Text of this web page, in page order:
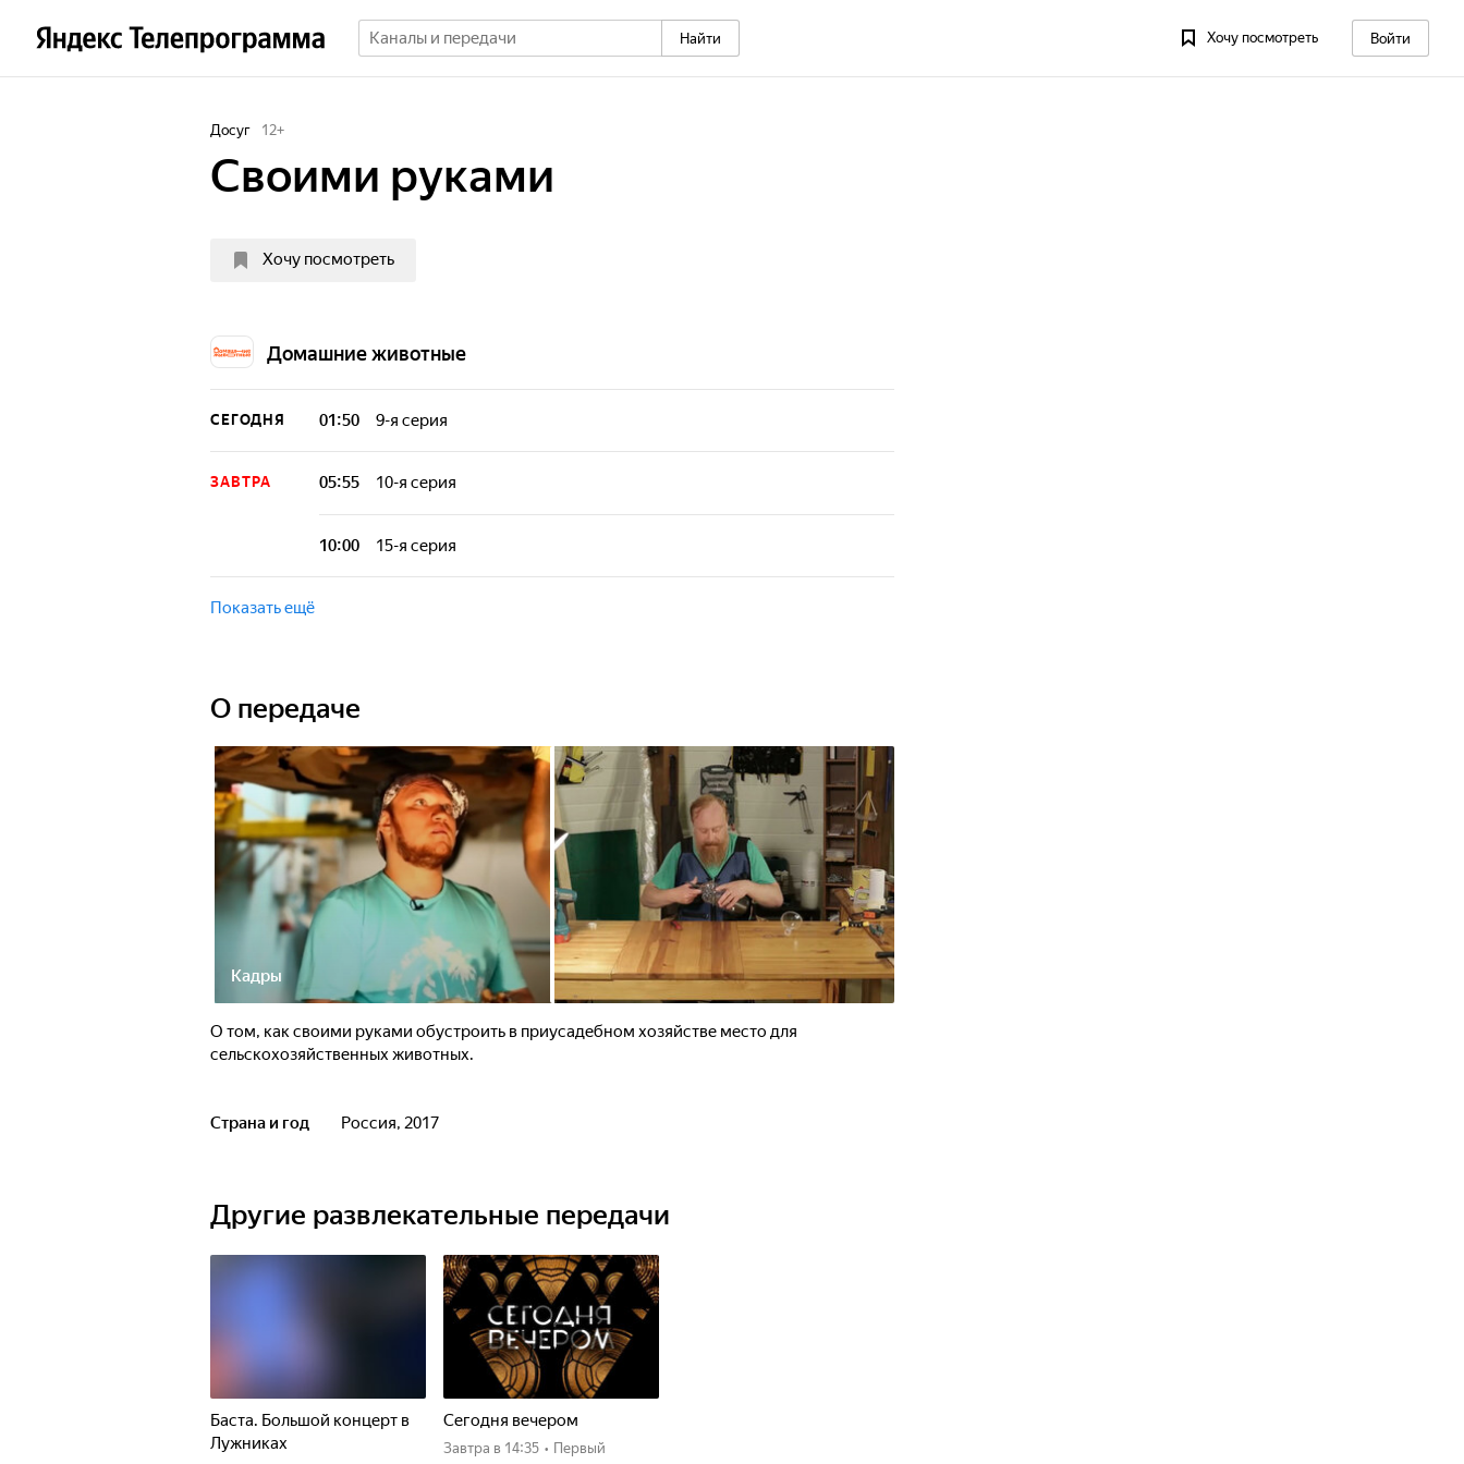
Найти Хочу посмотреть Войти
Досуг 12+
Своими руками
Хочу посмотреть
Домашние животные
СЕГОДНЯ 01:50 9-я серия
О том, как своими руками обустроить в приусадебном хозяйстве
место для сельскохозяйственных животных.
ЗАВТРА 05:55 10-я серия
О том, как своими руками обустроить в приусадебном хозяйстве
10:00 15-я серия
О том, как своими руками обустроить в приусадебном хозяйстве
Показать ещё
О передаче
Кадры
О том, как своими руками обустроить в приусадебном хозяйстве место для
сельскохозяйственных животных.
Страна и год Россия, 2017
Другие развлекательные передачи
Баста. Большой концерт в
Лужниках
Сегодня вечером
Завтра в 14:35 • Первый